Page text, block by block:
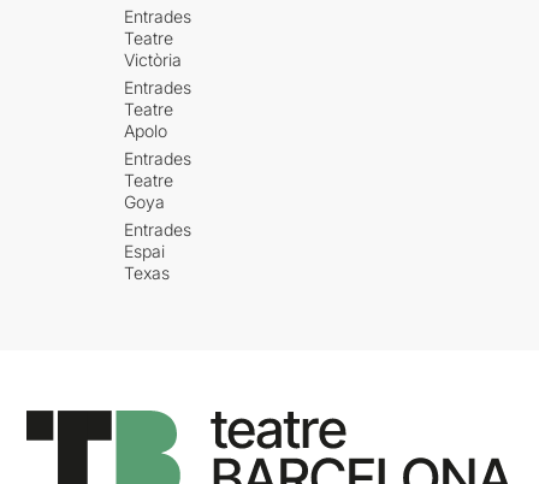
Entrades
Teatre
Victòria
Entrades
Teatre
Apolo
Entrades
Teatre
Goya
Entrades
Espai
Texas